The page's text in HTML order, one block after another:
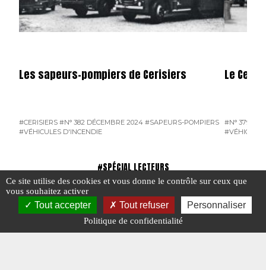
Les sapeurs-pompiers de Cerisiers
#CERISIERS #N° 382 DÉCEMBRE 2024 #SAPEURS-POMPIERS
#VÉHICULES D'INCENDIE
Le
#N° 379
#SPÉCIAL LECTEURS
Ce site utilise des cookies et vous donne le contrôle sur ceux que
vous souhaitez activer
Tout accepter Tout refuser Personnaliser
Politique de confidentialité